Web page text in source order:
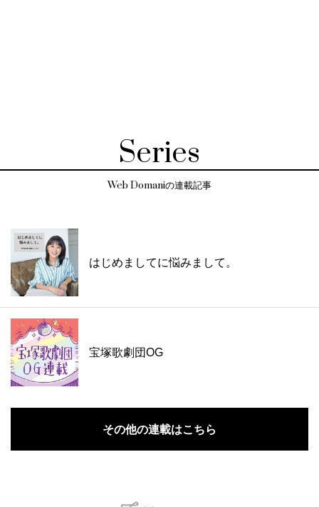
Series
Web Domaniの連載記事
はじめましてに悩みまして。
宝塚歌劇団OG
その他の連載はこちら